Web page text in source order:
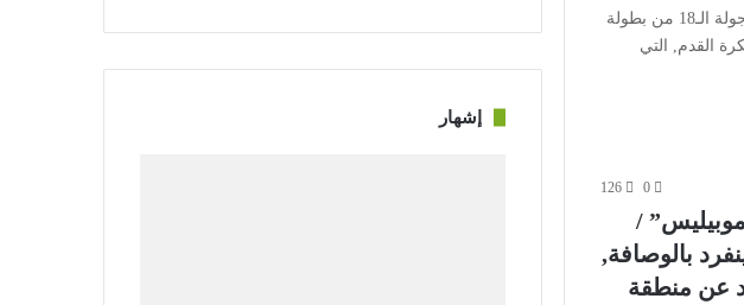
/ع النتائج الجزئية والترتيب لمقابلات الجولة الـ18 من بطولة
القدم, التي
0
126
/
ينفرد بالوصافة,
عن منطقة
إشهار